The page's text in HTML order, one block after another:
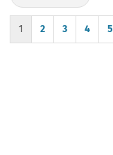
1 2 3 4 5